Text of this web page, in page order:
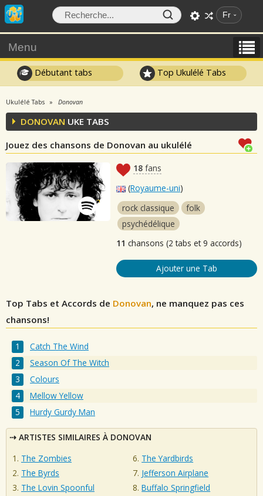
Fr
Menu
Débutant tabs Top Ukulélé Tabs
Ukulélé Tabs Donovan
DONOVAN UKE TABS
Jouez des chansons de Donovan au ukulélé
18 fans
(Royaume-uni)
rock classique
folk
psychédélique
11 chansons (2 tabs et 9 accords)
Ajouter une Tab
Top Tabs et Accords de Donovan, ne manquez pas ces
chansons!
Catch The Wind
Season Of The Witch
Colours
Mellow Yellow
Hurdy Gurdy Man
ARTISTES SIMILAIRES À DONOVAN
The Zombies
The Byrds
The Lovin Spoonful
The Yardbirds
Jefferson Airplane
Buffalo Springfield